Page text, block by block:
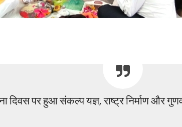
दिवस पर हुआ संकल्प यज्ञ, राष्ट्र निर्माण और